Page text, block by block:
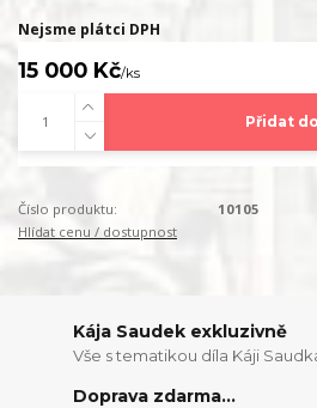
Nejsme plátci DPH
15 000 Kč/ks
Přidat
Číslo produktu:
10105
Hlídat cenu / dostupnost
Kája Saudek exkluzivně
Vše s tematikou díla Káji
Doprava zdarma...